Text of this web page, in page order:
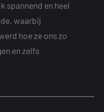
spannend en heel
waarbij
hoe ze ons zo
en zelfs